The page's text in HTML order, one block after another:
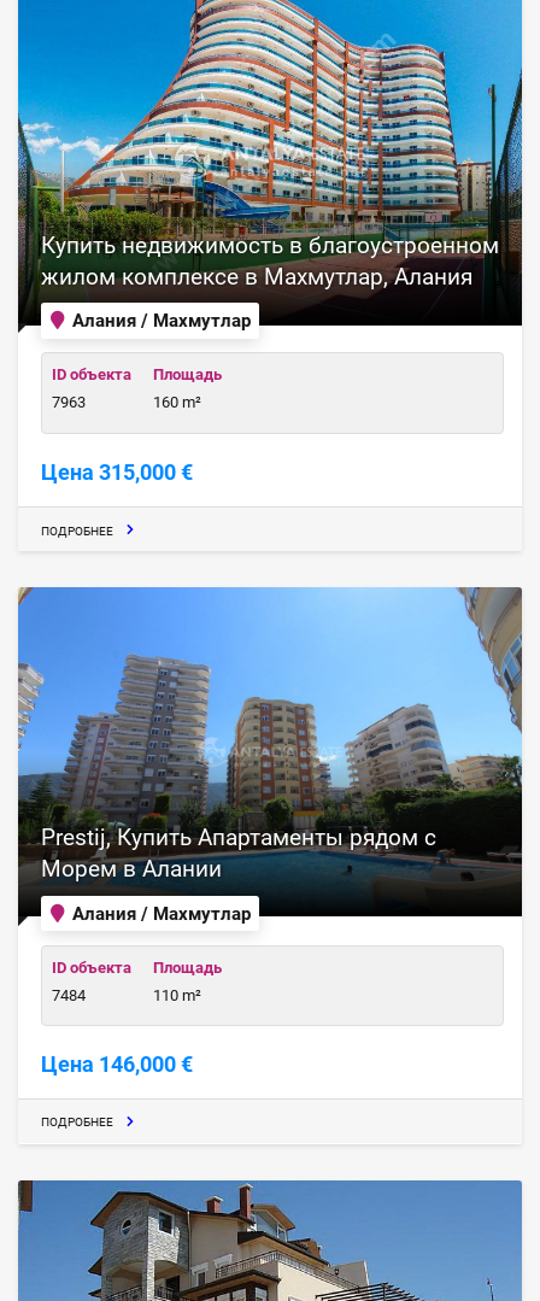
Алания / Махмутлар
Купить недвижимость в благоустроенном
жилом комплексе в Махмутлар, Алания
ID объекта
7963
Площадь
160 m²
Цена 315,000 €
ПОДРОБНЕЕ
Алания / Махмутлар
Prestij, Купить Апартаменты рядом с
Морем в Алании
ID объекта
7484
Площадь
110 m²
Цена 146,000 €
ПОДРОБНЕЕ